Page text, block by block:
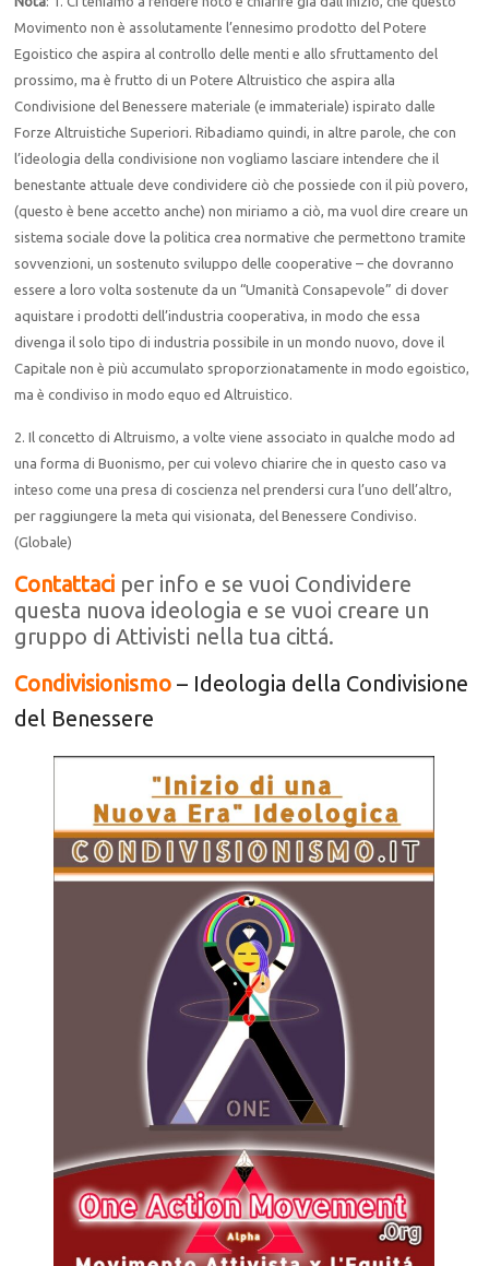
Movimento non è assolutamente l’ennesimo prodotto del Potere
Egoistico che aspira al controllo delle menti e allo sfruttamento del
prossimo, ma è frutto di un Potere Altruistico che aspira alla
Condivisione del Benessere materiale (e immateriale) ispirato dalle
Forze Altruistiche Superiori. Ribadiamo quindi, in altre parole, che con
l’ideologia della condivisione non vogliamo lasciare intendere che il
benestante attuale deve condividere ciò che possiede con il più povero,
(questo è bene accetto anche) non miriamo a ciò, ma vuol dire creare un
sistema sociale dove la politica crea normative che permettono tramite
sovvenzioni, un sostenuto sviluppo delle cooperative – che dovranno
essere a loro volta sostenute da un “Umanità Consapevole” di dover
aquistare i prodotti dell’industria cooperativa, in modo che essa
divenga il solo tipo di industria possibile in un mondo nuovo, dove il
Capitale non è più accumulato sproporzionatamente in modo egoistico,
ma è condiviso in modo equo ed Altruistico.
2. Il concetto di Altruismo, a volte viene associato in qualche modo ad
una forma di Buonismo, per cui volevo chiarire che in questo caso va
inteso come una presa di coscienza nel prendersi cura l’uno dell’altro,
per raggiungere la meta qui visionata, del Benessere Condiviso.
(Globale)
Contattaci per info e se vuoi Condividere
questa nuova ideologia e se vuoi creare un
gruppo di Attivisti nella tua cittá.
Condivisionismo – Ideologia della Condivisione
del Benessere